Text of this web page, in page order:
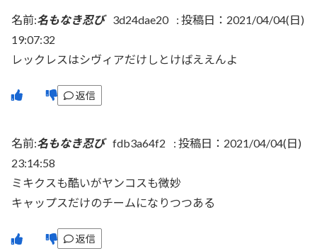
名前:名もなき忍び 3d24dae20 : 投稿日：2021/04/04(日)
19:07:32
レックレスはシヴィアだけしとけばええんよ
返信
名前:名もなき忍び fdb3a64f2 : 投稿日：2021/04/04(日)
23:14:58
ミキクスも酷いがヤンコスも微妙
キャップスだけのチームになりつつある
返信